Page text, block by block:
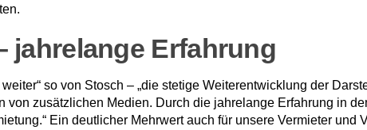
jahrelange Erfahrung
so von Stosch – „die stetige Weiterentwicklung der
von zusätzlichen Medien. Durch die jahrelange Erfahrung in
Ein deutlicher Mehrwert auch für unsere Vermieter und